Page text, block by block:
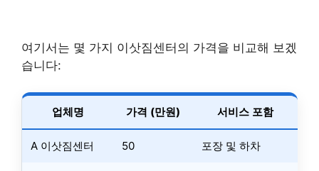
여기서는 몇 가지 이삿짐센터의 가격을 비교해 보겠
습니다:
업체명 가격 (만원) 서비스 포함
A 이삿짐센터 50 포장 및 하차